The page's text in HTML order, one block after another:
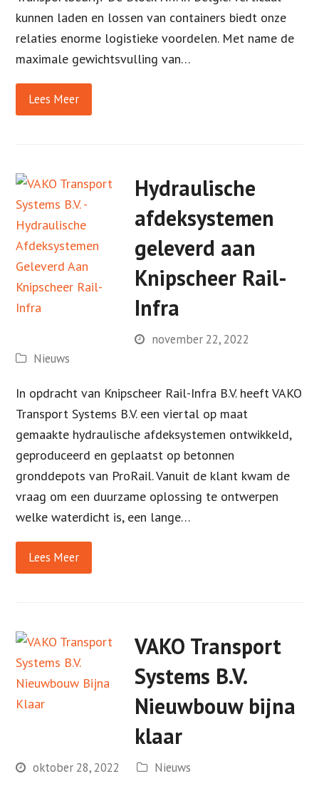
kunnen laden en lossen van containers biedt onze
relaties enorme logistieke voordelen. Met name de
maximale gewichtsvulling van…
Lees Meer
Hydraulische
afdeksystemen
geleverd aan
Knipscheer Rail-
Infra
november 22, 2022
Nieuws
In opdracht van Knipscheer Rail-Infra B.V. heeft VAKO
Transport Systems B.V. een viertal op maat
gemaakte hydraulische afdeksystemen ontwikkeld,
geproduceerd en geplaatst op betonnen
gronddepots van ProRail. Vanuit de klant kwam de
vraag om een duurzame oplossing te ontwerpen
welke waterdicht is, een lange…
Lees Meer
VAKO Transport
Systems B.V.
Nieuwbouw bijna
klaar
oktober 28, 2022 Nieuws